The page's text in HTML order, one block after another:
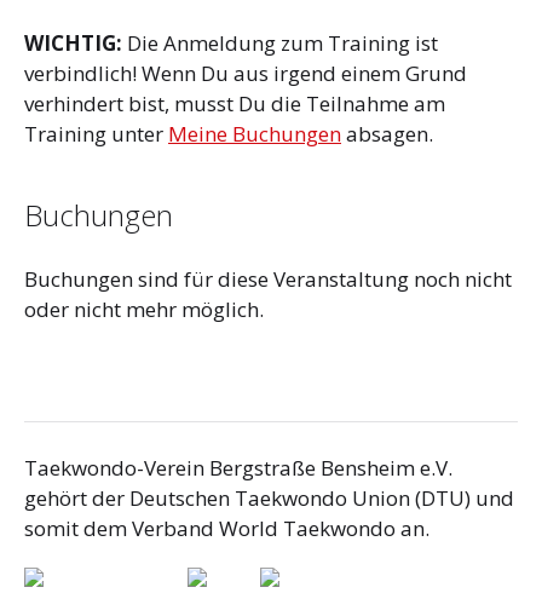
WICHTIG: Die Anmeldung zum Training ist
verbindlich! Wenn Du aus irgend einem Grund
verhindert bist, musst Du die Teilnahme am
Training unter Meine Buchungenabsagen.
Buchungen
Buchungen sind für diese Veranstaltung noch nicht
oder nicht mehr möglich.
Taekwondo-Verein Bergstraße Bensheim e.V.
gehört der Deutschen Taekwondo Union (DTU) und
somit dem Verband World Taekwondo an.